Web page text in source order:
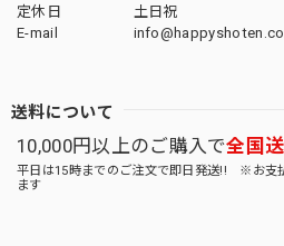
定休日
土日祝
E-mail
送料について
10,000円以上のご購入で全国
平日は15時までのご注文で即日発送!! ※お支
ます